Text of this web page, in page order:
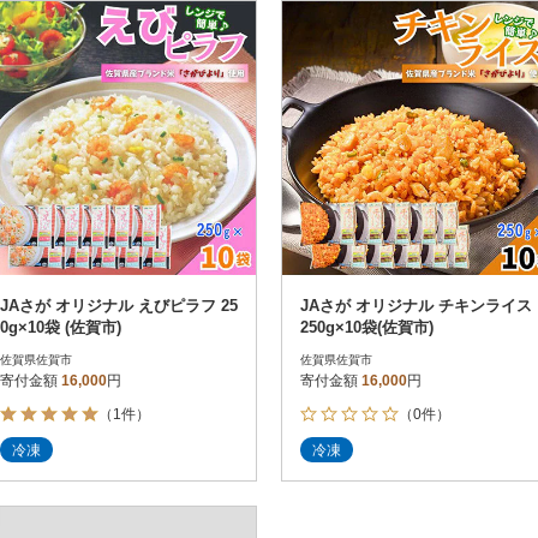
円
決済方法 解除
PayPay
クレジットカード決済
Amazon Pay
楽天ペイ
メルペイ
コンビニ支払い
ソフトバンクまとめて支払い
d払い
金融機関(Pay-easy決済)
発送種別 解除
通常
冷蔵便
冷凍便
結果を見る（
レビュー
レビュー
寄付金
寄付金額
JAさが オリジナル えびピラフ 25
0g×10袋 (佐賀市)
佐賀県佐賀市
寄付金額 16,000円
（1件）
冷凍
JAさが オリジナル チキンライス
250g×10袋(佐賀市)
佐賀県佐賀市
寄付金額 16,000円
（0件）
冷凍